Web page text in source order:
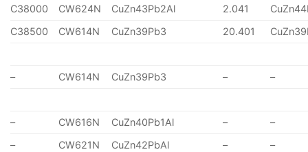
C38000 CW624N CuZn43Pb2Al 2.041
C38500
CW614N CuZn39Pb3 20.401
– CW614N CuZn39Pb3 – –
– CW616N CuZn40Pb1Al –
–
–
CW621N CuZn42PbAl – –